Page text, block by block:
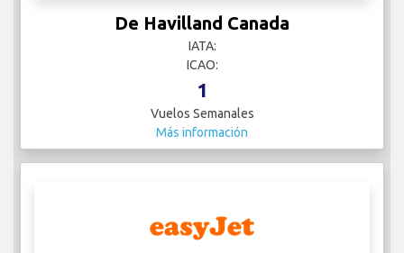
De Havilland Canada
IATA:
ICAO:
1
Vuelos Semanales
Más información